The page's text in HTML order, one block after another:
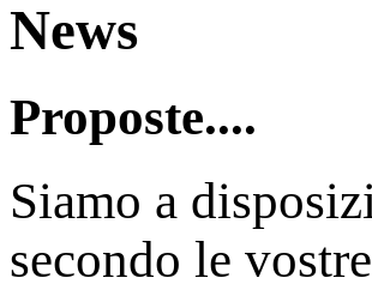
News
Proposte....
Siamo a
secondo le